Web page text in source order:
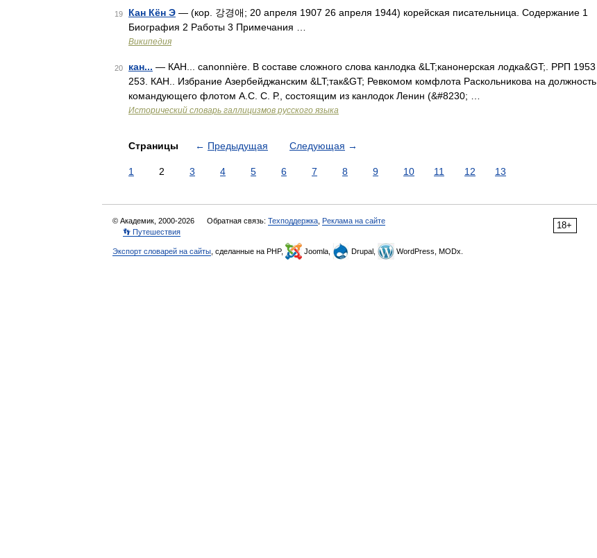
19 Кан Кён Э — (кор. 강경애; 20 апреля 1907 26 апреля 1944) корейская писательница. Содержание 1
Биография 2 Работы 3 Примечания …
Википедия
20 кан... — КАН... сanonnière. В составе сложного слова канлодка &LT;канонерская лодка&GT;. РРП 1953
253. КАН.. Избрание Азербейджанским &LT;так&GT; Ревкомом комфлота Раскольникова на должность
командующего флотом А.С. С. Р., состоящим из канлодок Ленин (&#8230; …
Исторический словарь галлицизмов русского языка
Страницы ← Предыдущая Следующая →
1 2 3 4 5 6 7 8 9 10 11 12 13
18+
© Академик, 2000-2026 Обратная связь: Техподдержка Реклама на сайте
👣 Путешествия
Экспорт словарей на сайты , сделанные на PHP, Joomla, Drupal, WordPress, MODx.